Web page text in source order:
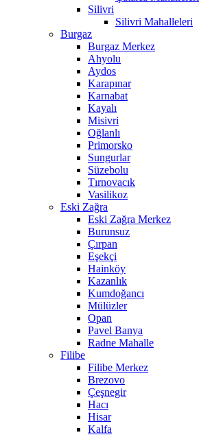
Silivri
Silivri Mahalleleri
Burgaz
Burgaz Merkez
Ahyolu
Aydos
Karapınar
Karnabat
Kayalı
Misivri
Oğlanlı
Primorsko
Sungurlar
Süzebolu
Tırnovacık
Vasilikoz
Eski Zağra
Eski Zağra Merkez
Burunsuz
Çırpan
Eşekçi
Hainköy
Kazanlık
Kumdoğancı
Mülüzler
Opan
Pavel Banya
Radne Mahalle
Filibe
Filibe Merkez
Brezovo
Çeşnegir
Hacı
Hisar
Kalfa